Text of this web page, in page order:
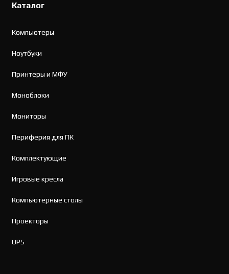
Каталог
Компьютеры
Ноутбуки
Принтеры и МФУ
Моноблоки
Мониторы
Периферия для ПК
Комплектующие
Игровые кресла
Компьютерные столы
Проекторы
UPS